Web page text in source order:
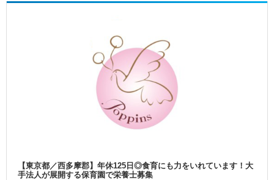
【東京都／西多摩郡】年休125日◎食育にも力をいれています！大
手法人が展開する保育園で栄養士募集